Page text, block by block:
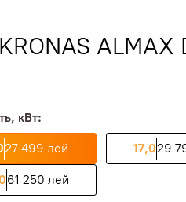
ALMAX
кВт:
27 499 лей 17,029
61 250 лей